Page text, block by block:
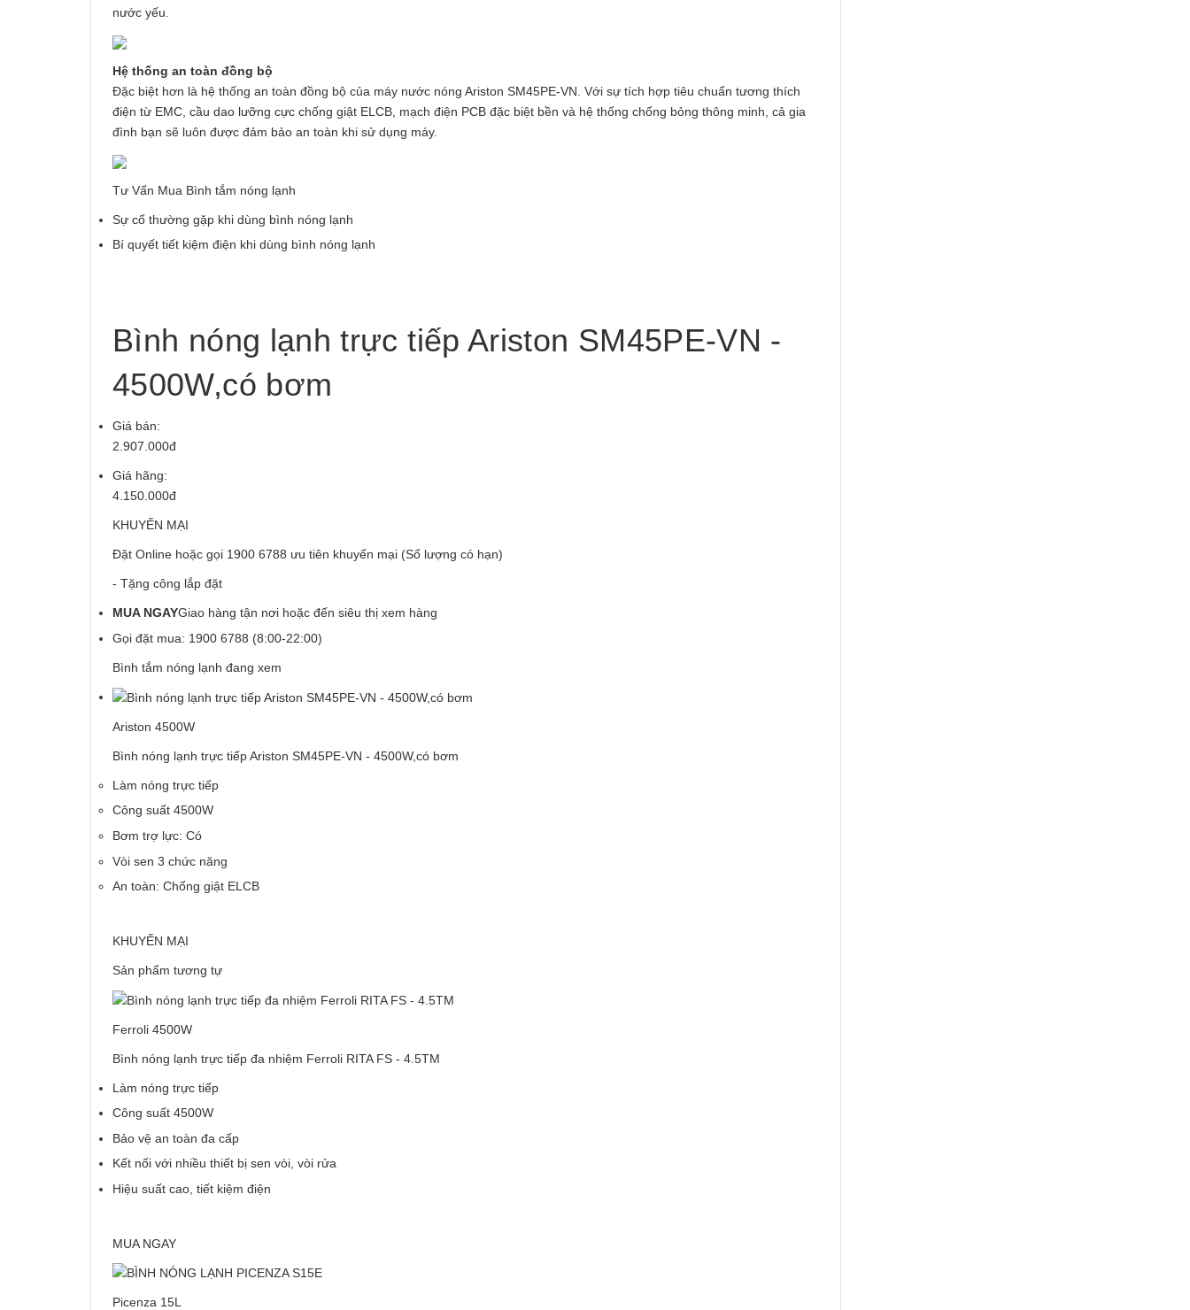
nước yếu.
Hệ thống an toàn đồng bộ
Đặc biệt hơn là hệ thống an toàn đồng bộ của máy nước nóng Ariston SM45PE-VN. Với sự tích hợp tiêu chuẩn tương thích
điện từ EMC, cầu dao lưỡng cực chống giật ELCB, mạch điện PCB đặc biệt bền và hệ thống chống bỏng thông minh, cả gia
đình bạn sẽ luôn được đảm bảo an toàn khi sử dụng máy.
Tư Vấn Mua Bình tắm nóng lạnh
Sự cố thường gặp khi dùng bình nóng lạnh
Bí quyết tiết kiệm điện khi dùng bình nóng lạnh
Bình nóng lạnh trực tiếp Ariston SM45PE-VN -
4500W,có bơm
Giá bán:
2.907.000đ
Giá hãng:
4.150.000đ
KHUYẾN MẠI
Đặt Online hoặc gọi 1900 6788 ưu tiên khuyến mại (Số lượng có hạn)
- Tặng công lắp đặt
MUA NGAYGiao hàng tận nơi hoặc đến siêu thị xem hàng
Gọi đặt mua: 1900 6788 (8:00-22:00)
Bình tắm nóng lạnh đang xem
Ariston 4500W
Bình nóng lạnh trực tiếp Ariston SM45PE-VN - 4500W,có bơm
Làm nóng trực tiếp
Công suất 4500W
Bơm trợ lực: Có
Vòi sen 3 chức năng
An toàn: Chống giật ELCB
KHUYẾN MẠI
Sản phẩm tương tự
Ferroli 4500W
Bình nóng lạnh trực tiếp đa nhiệm Ferroli RITA FS - 4.5TM
Làm nóng trực tiếp
Công suất 4500W
Bảo vệ an toàn đa cấp
Kết nối với nhiều thiết bị sen vòi, vòi rửa
Hiệu suất cao, tiết kiệm điện
MUA NGAY
Picenza 15L